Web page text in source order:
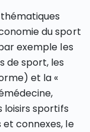
du sport
exemple les
de sport, les
et la «
loisirs sportifs
connexes, le